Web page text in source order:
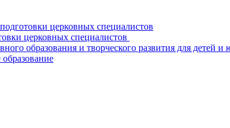
церковных специалистов
церковных специалистов
образования и творческого развития для